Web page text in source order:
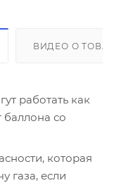
ВИДЕО О
работать как
баллона со
которая
газа, если